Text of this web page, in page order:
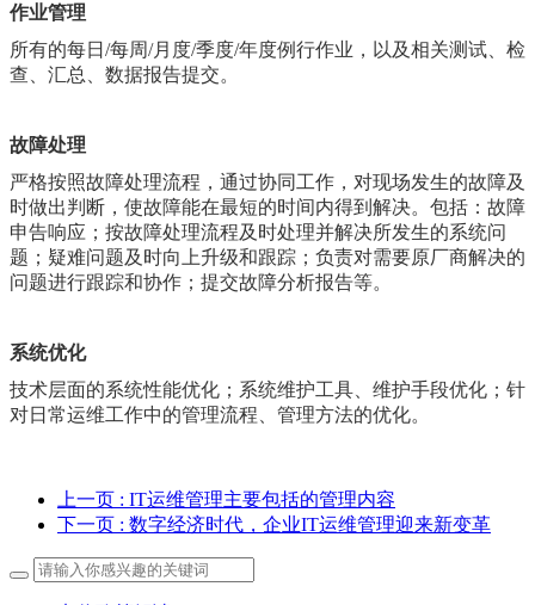
作业管理
所有的每日/每周/月度/季度/年度例行作业，以及相关测试、检
查、汇总、数据报告提交。
故障处理
严格按照故障处理流程，通过协同工作，对现场发生的故障及
时做出判断，使故障能在最短的时间内得到解决。包括：故障
申告响应；按故障处理流程及时处理并解决所发生的系统问
题；疑难问题及时向上升级和跟踪；负责对需要原厂商解决的
问题进行跟踪和协作；提交故障分析报告等。
系统优化
技术层面的系统性能优化；系统维护工具、维护手段优化；针
对日常运维工作中的管理流程、管理方法的优化。
上一页 : IT运维管理主要包括的管理内容
下一页 : 数字经济时代，企业IT运维管理迎来新变革